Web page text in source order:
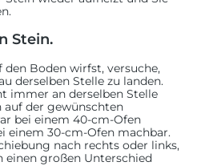
Stein.
den Boden wirfst, versuche,
derselben Stelle zu landen.
immer an derselben Stelle
auf der gewünschten
bei einem 40-cm-Ofen
einem 30-cm-Ofen machbar.
nach rechts oder links,
einen großen Unterschied